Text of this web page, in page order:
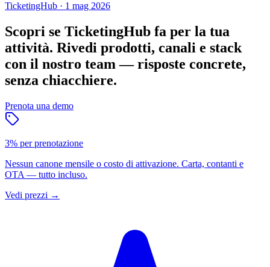
TicketingHub · 1 mag 2026
Scopri se TicketingHub fa per la tua
attività. Rivedi prodotti, canali e stack
con il nostro team — risposte concrete,
senza chiacchiere.
Prenota una demo
3% per prenotazione
Nessun canone mensile o costo di attivazione. Carta, contanti e
OTA — tutto incluso.
Vedi prezzi →